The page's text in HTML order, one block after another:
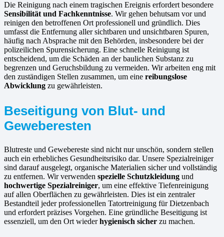
Die Reinigung nach einem tragischen Ereignis erfordert besondere
Sensibilität und Fachkenntnisse. Wir gehen behutsam vor und
reinigen den betroffenen Ort professionell und gründlich. Dies
umfasst die Entfernung aller sichtbaren und unsichtbaren Spuren,
häufig nach Absprache mit den Behörden, insbesondere bei der
polizeilichen Spurensicherung. Eine schnelle Reinigung ist
entscheidend, um die Schäden an der baulichen Substanz zu
begrenzen und Geruchsbildung zu vermeiden. Wir arbeiten eng mit
den zuständigen Stellen zusammen, um eine reibungslose
Abwicklung zu gewährleisten.
Beseitigung von Blut- und
Geweberesten
Blutreste und Gewebereste sind nicht nur unschön, sondern stellen
auch ein erhebliches Gesundheitsrisiko dar. Unsere Spezialreiniger
sind darauf ausgelegt, organische Materialien sicher und vollständig
zu entfernen. Wir verwenden spezielle Schutzkleidung und
hochwertige Spezialreiniger, um eine effektive Tiefenreinigung
auf allen Oberflächen zu gewährleisten. Dies ist ein zentraler
Bestandteil jeder professionellen Tatortreinigung für Dietzenbach
und erfordert präzises Vorgehen. Eine gründliche Beseitigung ist
essenziell, um den Ort wiederhygienisch sicher zu machen.